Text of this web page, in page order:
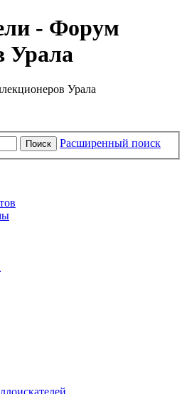
- Форум
Урала
Урала
Поиск Расширенный поиск